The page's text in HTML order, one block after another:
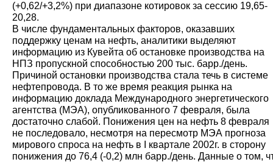
(+0,62/+3,2%) при диапазоне котировок за сессию 19,65-
20,28.
В числе фундаментальных факторов, оказавших
поддержку ценам на нефть, аналитики выделяют
информацию из Кувейта об остановке производства на
НПЗ пропускной способностью 200 тыс. барр./день.
Причиной остановки производства стала течь в системе
нефтепровода. В то же время реакция рынка на
информацию доклада Международного энергетического
агентства (МЭА), опубликованного 7 февраля, была
достаточно слабой. Понижения цен на нефть 8 февраля
не последовало, несмотря на пересмотр МЭА прогноза
мирового спроса на нефть в I квартале 2002г. в сторону
понижения до 76,4 (-0,2) млн барр./день. Данные о том,